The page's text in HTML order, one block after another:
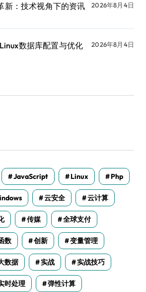
新：技术视角下的资讯
2026年8月4日
数据库配置与优化 2026年8月4日
JavaScript Linux Php
云安全 云计算
传媒 全球支付
数 创新 变量管理
数据 实战 实战技巧
时处理 弹性计算